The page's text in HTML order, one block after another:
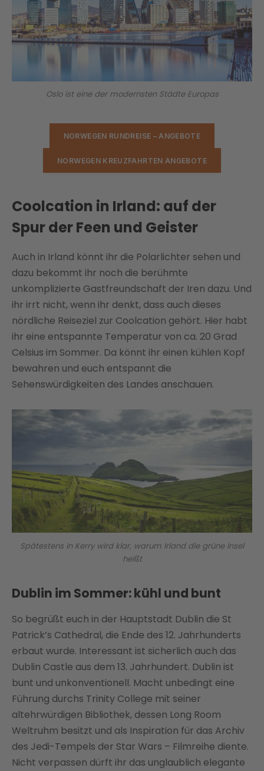
Oslo ist eine der modernsten Städte Europas
NORWEGEN RUNDREISE – ANGEBOTE
NORWEGEN KREUZFAHRTEN ANGEBOTE
Coolcation in Irland: auf der
Spur der Feen und Geister
Auch in Irland könnt ihr die Polarlichter sehen und
dazu bekommt ihr noch die berühmte
unkomplizierte Gastfreundschaft der Iren dazu. Und
ihr irrt nicht, wenn ihr denkt, dass auch dieses
nördliche Reiseziel zur Coolcation gehört. Hier habt
ihr eine entspannte Temperatur von ca. 20 Grad
Celsius im Sommer. Da könnt ihr einen kühlen Kopf
bewahren und euch entspannt die
Sehenswürdigkeiten des Landes anschauen.
Spätestens in Kerry wird klar, warum Irland die grüne Insel
heißt
Dublin im Sommer: kühl und bunt
So begrüßt euch in der Hauptstadt Dublin die St
Patrick’s Cathedral, die Ende des 12. Jahrhunderts
erbaut wurde. Interessant ist sicherlich auch das
Dublin Castle aus dem 13. Jahrhundert. Dublin ist
bunt und unkonventionell. Macht unbedingt eine
Führung durchs Trinity College mit seiner
altehrwürdigen Bibliothek, dessen Long Room
Weltruhm besitzt und als Inspiration für das Archiv
des Jedi-Tempels der Star Wars – Filmreihe diente.
Nicht verpassen dürft ihr das unglaublich elegante